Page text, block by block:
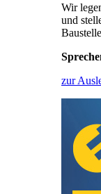
Wir
und
zur